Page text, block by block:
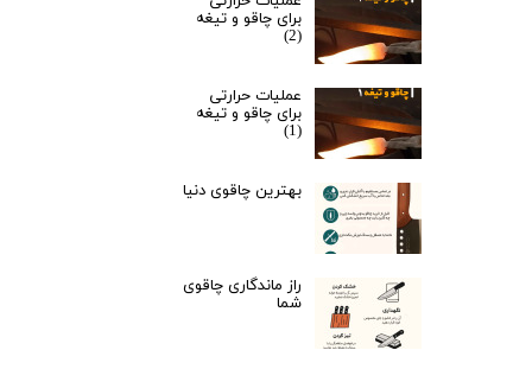
برای چاقو و تیغه
(2)
عملیات حرارتی
برای چاقو و تیغه
(1)
بهترین چاقوی دنیا
راز ماندگاری چاقوی
شما